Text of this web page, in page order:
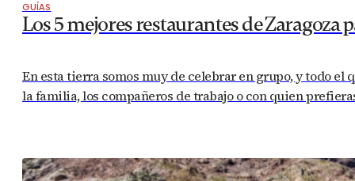
GUÍAS
Los 5 mejores restaurantes de Zaragoza
En esta tierra somos muy de celebrar en grupo, y todo
la familia, los compañeros de trabajo o con quien